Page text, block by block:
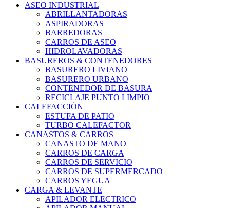
ASEO INDUSTRIAL
ABRILLANTADORAS
ASPIRADORAS
BARREDORAS
CARROS DE ASEO
HIDROLAVADORAS
BASUREROS & CONTENEDORES
BASURERO LIVIANO
BASURERO URBANO
CONTENEDOR DE BASURA
RECICLAJE PUNTO LIMPIO
CALEFACCIÓN
ESTUFA DE PATIO
TURBO CALEFACTOR
CANASTOS & CARROS
CANASTO DE MANO
CARROS DE CARGA
CARROS DE SERVICIO
CARROS DE SUPERMERCADO
CARROS YEGUA
CARGA & LEVANTE
APILADOR ELECTRICO